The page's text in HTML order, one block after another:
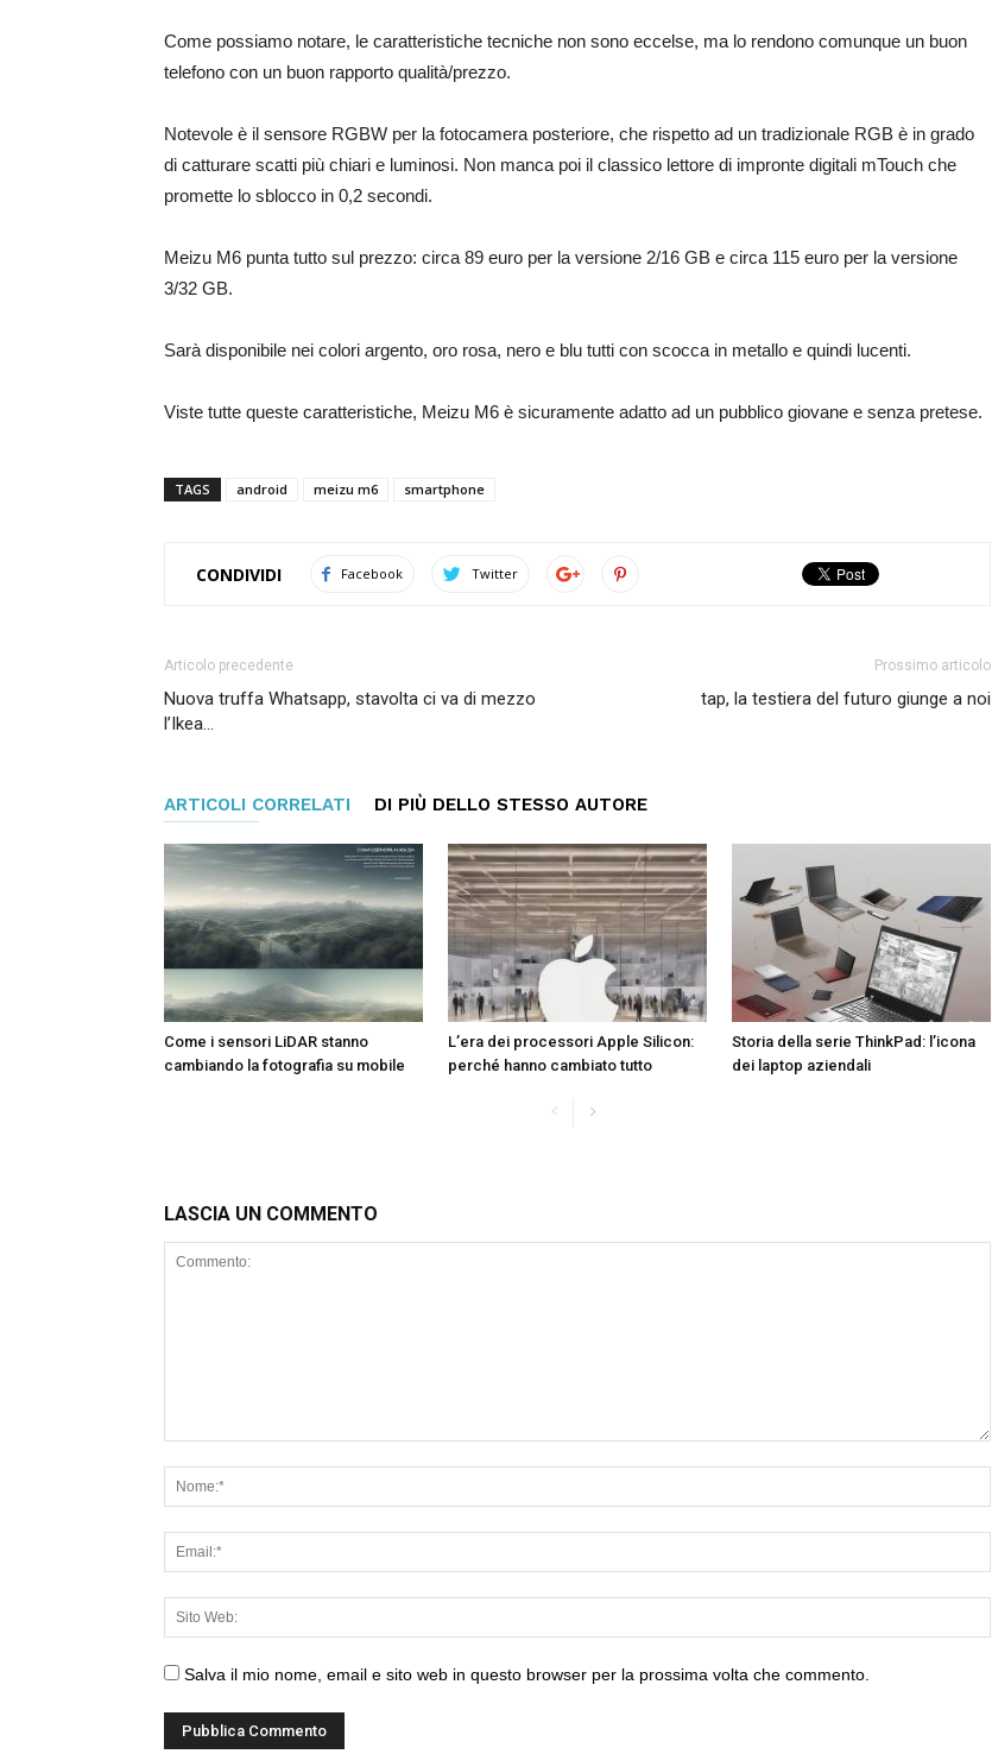
Come possiamo notare, le caratteristiche tecniche non sono eccelse, ma lo rendono comunque un buon
telefono con un buon rapporto qualità/prezzo.
Notevole è il sensore RGBW per la fotocamera posteriore, che rispetto ad un tradizionale RGB è in grado
di catturare scatti più chiari e luminosi. Non manca poi il classico lettore di impronte digitali mTouch che
promette lo sblocco in 0,2 secondi.
Meizu M6 punta tutto sul prezzo: circa 89 euro per la versione 2/16 GB e circa 115 euro per la versione
3/32 GB.
Sarà disponibile nei colori argento, oro rosa, nero e blu tutti con scocca in metallo e quindi lucenti.
Viste tutte queste caratteristiche, Meizu M6 è sicuramente adatto ad un pubblico giovane e senza pretese.
TAGS android meizu m6 smartphone
CONDIVIDI Facebook Twitter
Articolo precedente
Nuova truffa Whatsapp, stavolta ci va di mezzo
l’Ikea…
Prossimo articolo
tap, la testiera del futuro giunge a noi
ARTICOLI CORRELATI DI PIÙ DELLO STESSO AUTORE
Come i sensori LiDAR stanno
cambiando la fotografia su mobile
L’era dei processori Apple Silicon:
perché hanno cambiato tutto
Storia della serie ThinkPad: l’icona
dei laptop aziendali
LASCIA UN COMMENTO
Salva il mio nome, email e sito web in questo browser per la prossima volta che commento.